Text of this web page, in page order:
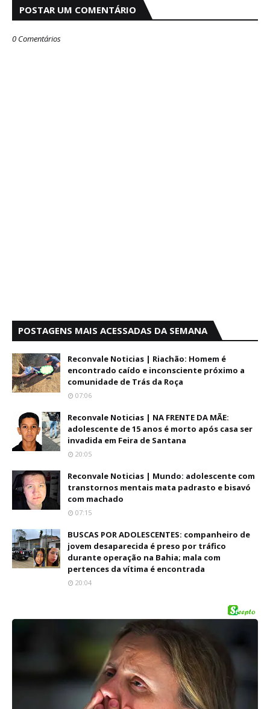
POSTAR UM COMENTÁRIO
0 Comentários
POSTAGENS MAIS ACESSADAS DA SEMANA
Reconvale Noticias | Riachão: Homem é
encontrado caído e inconsciente próximo a
comunidade de Trás da Roça
07:06
Reconvale Noticias | NA FRENTE DA MÃE:
adolescente de 15 anos é morto após casa ser
invadida em Feira de Santana
20:05
Reconvale Noticias | Mundo: adolescente com
transtornos mentais mata padrasto e bisavó
com machado
07:15
BUSCAS POR ADOLESCENTES: companheiro de
jovem desaparecida é preso por tráfico
durante operação na Bahia; mala com
pertences da vítima é encontrada
20:04